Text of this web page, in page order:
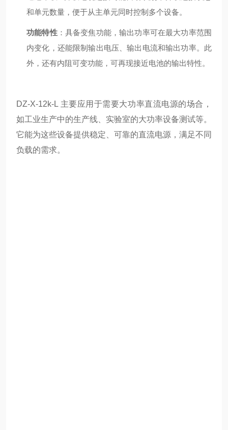
和单元数量，便于从主单元同时控制多个设备。
功能特性：具备变焦功能，输出功率可在最大功率范围
内变化，还能限制输出电压、输出电流和输出功率。此
外，还有内阻可变功能，可再现接近电池的输出特性。
DZ-X-12k-L 主要应用于需要大功率直流电源的场合，
如工业生产中的生产线、实验室的大功率设备测试等。
它能为这些设备提供稳定、可靠的直流电源，满足不同
负载的需求。